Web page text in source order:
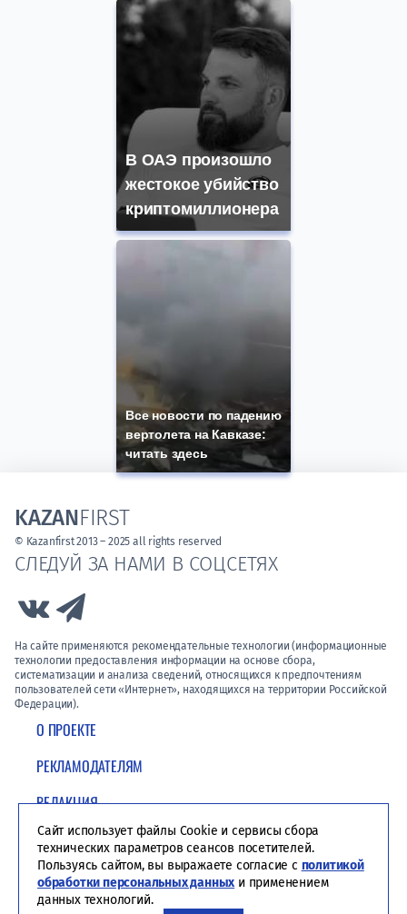
В ОАЭ произошло
жестокое убийство
криптомиллионера
Все новости по падению
вертолета на Кавказе:
читать здесь
О ПРОЕКТЕ
РЕКЛАМОДАТЕЛЯМ
РЕДАКЦИЯ
ПОЛИТИКА КОНФИДЕНЦИАЛЬНОСТИ
СЛЕДУЙ ЗА НАМИ В СОЦСЕТЯХ
Link to Vk
На сайте применяются рекомендательные технологии (информационные
технологии предоставления информации на основе сбора,
систематизации и анализа сведений, относящихся к предпочтениям
пользователей сети «Интернет», находящихся на территории Российской
Федерации).
KAZANFIRST
© Kazanfirst 2013 – 2025 all rights reserved
Сайт использует файлы Cookie и сервисы сбора
технических параметров сеансов посетителей.
Пользуясь сайтом, вы выражаете согласие с политикой
обработки персональных данных и применением
данных технологий.